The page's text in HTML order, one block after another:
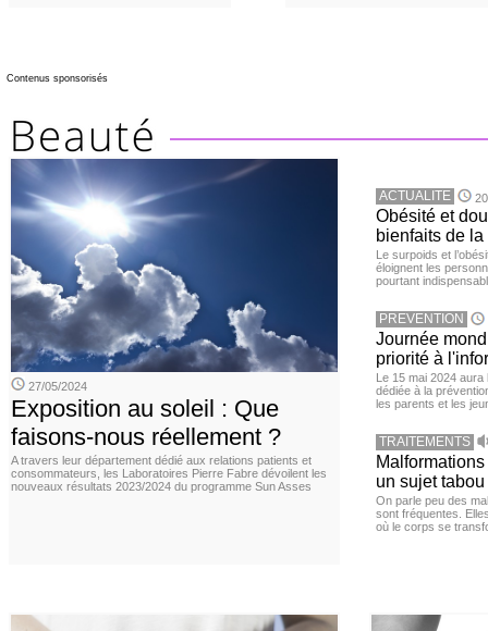
Contenus sponsorisés
27/05/2024
Exposition au soleil : Que
faisons-nous réellement ?
A travers leur département dédié aux relations patients et
consommateurs, les Laboratoires Pierre Fabre dévoilent les
nouveaux résultats 2023/2024 du programme Sun Asses
ACTUALITE
Obésité et
bienfaits de
Le surpoids et
éloignent les
pourtant
PREVENTION
Journée
priorité à
Le 15 mai 2024 aura
dédiée à la
les parents et les
TRAITEMENTS
un sujet tabou
On parle peu des
sont fréquentes.
où le corps se